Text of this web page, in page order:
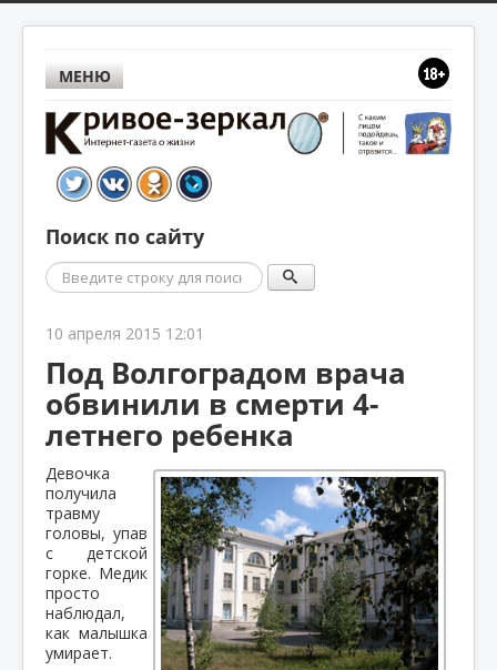
МЕНЮ
Поиск по сайту
Поиск
10 апреля 2015 12:01
Под Волгоградом врача
обвинили в смерти 4-
летнего ребенка
Девочка
получила
травму
головы, упав
с детской
горке. Медик
просто
наблюдал,
как малышка
умирает.